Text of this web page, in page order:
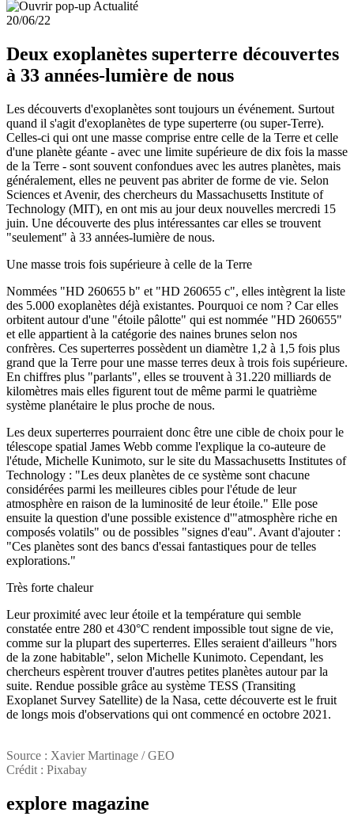
20/06/22
Deux exoplanètes superterre découvertes
à 33 années-lumière de nous
Les découverts d'exoplanètes sont toujours un événement. Surtout
quand il s'agit d'exoplanètes de type superterre (ou super-Terre).
Celles-ci qui ont une masse comprise entre celle de la Terre et celle
d'une planète géante - avec une limite supérieure de dix fois la masse
de la Terre - sont souvent confondues avec les autres planètes, mais
généralement, elles ne peuvent pas abriter de forme de vie. Selon
Sciences et Avenir, des chercheurs du Massachusetts Institute of
Technology (MIT), en ont mis au jour deux nouvelles mercredi 15
juin. Une découverte des plus intéressantes car elles se trouvent
"seulement" à 33 années-lumière de nous.
Une masse trois fois supérieure à celle de la Terre
Nommées "HD 260655 b" et "HD 260655 c", elles intègrent la liste
des 5.000 exoplanètes déjà existantes. Pourquoi ce nom ? Car elles
orbitent autour d'une "étoile pâlotte" qui est nommée "HD 260655"
et elle appartient à la catégorie des naines brunes selon nos
confrères. Ces superterres possèdent un diamètre 1,2 à 1,5 fois plus
grand que la Terre pour une masse terres deux à trois fois supérieure.
En chiffres plus "parlants", elles se trouvent à 31.220 milliards de
kilomètres mais elles figurent tout de même parmi le quatrième
système planétaire le plus proche de nous.
Les deux superterres pourraient donc être une cible de choix pour le
télescope spatial James Webb comme l'explique la co-auteure de
l'étude, Michelle Kunimoto, sur le site du Massachusetts Institutes of
Technology : "Les deux planètes de ce système sont chacune
considérées parmi les meilleures cibles pour l'étude de leur
atmosphère en raison de la luminosité de leur étoile." Elle pose
ensuite la question d'une possible existence d'"atmosphère riche en
composés volatils" ou de possibles "signes d'eau". Avant d'ajouter :
"Ces planètes sont des bancs d'essai fantastiques pour de telles
explorations."
Très forte chaleur
Leur proximité avec leur étoile et la température qui semble
constatée entre 280 et 430°C rendent impossible tout signe de vie,
comme sur la plupart des superterres. Elles seraient d'ailleurs "hors
de la zone habitable", selon Michelle Kunimoto. Cependant, les
chercheurs espèrent trouver d'autres petites planètes autour par la
suite. Rendue possible grâce au système TESS (Transiting
Exoplanet Survey Satellite) de la Nasa, cette découverte est le fruit
de longs mois d'observations qui ont commencé en octobre 2021.
Source : Xavier Martinage / GEO
Crédit : Pixabay
explore magazine